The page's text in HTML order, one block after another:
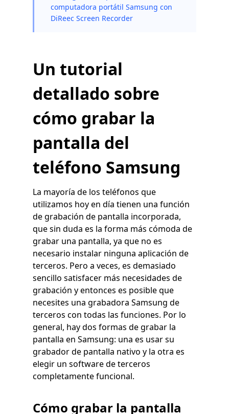
computadora portátil Samsung con
DiReec Screen Recorder
Un tutorial
detallado sobre
cómo grabar la
pantalla del
teléfono Samsung
La mayoría de los teléfonos que
utilizamos hoy en día tienen una función
de grabación de pantalla incorporada,
que sin duda es la forma más cómoda de
grabar una pantalla, ya que no es
necesario instalar ninguna aplicación de
terceros. Pero a veces, es demasiado
sencillo satisfacer más necesidades de
grabación y entonces es posible que
necesites una grabadora Samsung de
terceros con todas las funciones. Por lo
general, hay dos formas de grabar la
pantalla en Samsung: una es usar su
grabador de pantalla nativo y la otra es
elegir un software de terceros
completamente funcional.
Cómo grabar la pantalla